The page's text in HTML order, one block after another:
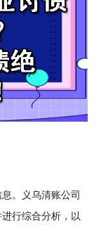
。义乌清账公司
行综合分析，以